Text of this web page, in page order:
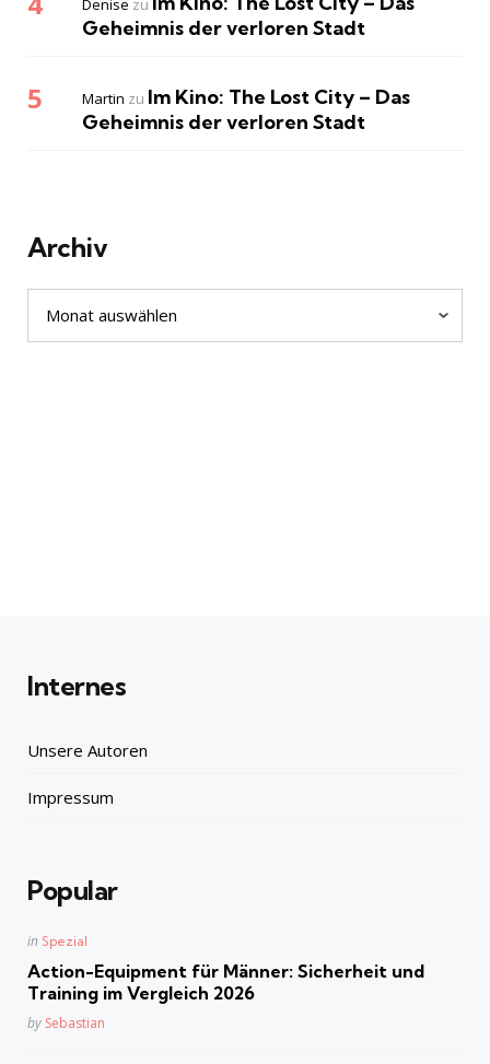
Denise zu
Geheimnis der verloren Stadt
Martin zu Im Kino: The Lost City – Das
Geheimnis der verloren Stadt
Archiv
Archiv
Internes
Unsere Autoren
Impressum
Popular
Posted
in Spezial
Action-Equipment für Männer: Sicherheit und
Training im Vergleich 2026
Posted
by Sebastian